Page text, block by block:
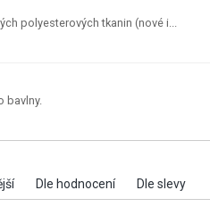
polyesterových tkanin (nové i...
bavlny.